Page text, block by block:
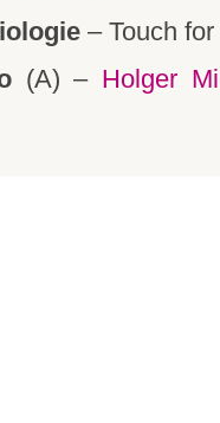
– Touch
(A) – Holger